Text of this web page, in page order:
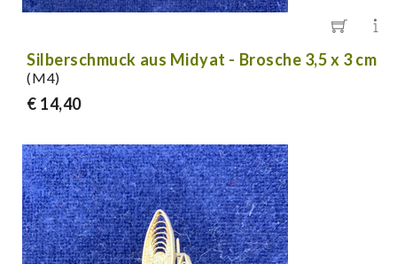
Silberschmuck aus Midyat - Brosche 3,5 x 3 cm
(M4)
€ 14,40